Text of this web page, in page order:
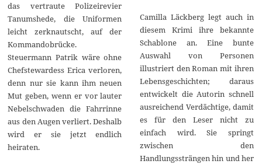
das vertraute Polizeirevier
Tanumshede, die Uniformen
leicht zerknautscht, auf der
Kommandobrücke.
Steuermann Patrik wäre ohne
Chefstewardess Erica verloren,
denn nur sie kann ihm neuen
Mut geben, wenn er vor lauter
Nebelschwaden die Fahrrinne
aus den Augen verliert. Deshalb
wird er sie jetzt endlich
heiraten.
Camilla Läckberg legt auch in
diesem Krimi ihre bekannte
Schablone an. Eine bunte
Auswahl von Personen
illustriert den Roman mit ihren
Lebensgeschichten; daraus
entwickelt die Autorin schnell
ausreichend Verdächtige, damit
es für den Leser nicht zu
einfach wird. Sie springt
zwischen den
Handlungssträngen hin und her